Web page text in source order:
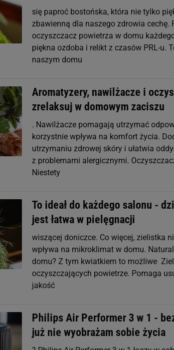
się paproć bostońska, która nie tylko
zbawienną dla naszego zdrowia
oczyszczacz powietrza w domu
piękna ozdoba i relikt z czasów PRL-u.
naszym domu
Aromatyzery, nawilżacze i
zrelaksuj w domowym zaciszu
. Nawilżacze pomagają utrzymać
korzystnie wpływa na komfort życia.
utrzymaniu zdrowej skóry i ułatwia
z problemami alergicznymi.
Niestety
To ideał do każdego salonu -
jest łatwa w pielęgnacji
wiszącej doniczce. Co więcej, zielistka
wpływa na mikroklimat w domu.
domu? Z tym kwiatkiem to możliwe
oczyszczających powietrze. Pomaga
jakość
Philips Air Performer 3 w 1 -
już nie wyobrażam sobie życia